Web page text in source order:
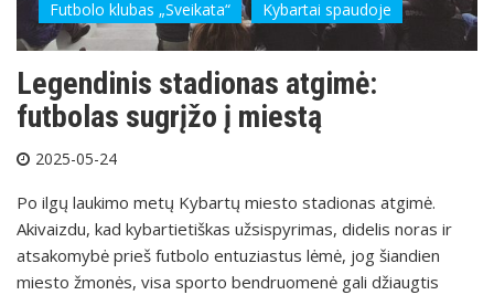
Futbolo klubas „Sveikata“ Kybartai spaudoje
Legendinis stadionas atgimė:
futbolas sugrįžo į miestą
2025-05-24
Po ilgų laukimo metų Kybartų miesto stadionas atgimė.
Akivaizdu, kad kybartietiškas užsispyrimas, didelis noras ir
atsakomybė prieš futbolo entuziastus lėmė, jog šiandien
miesto žmonės, visa sporto bendruomenė gali džiaugtis